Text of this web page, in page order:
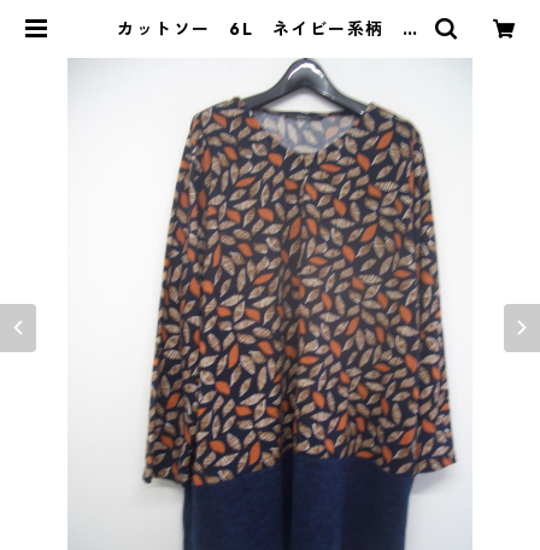
カットソー 6L ネイビー系柄 IY